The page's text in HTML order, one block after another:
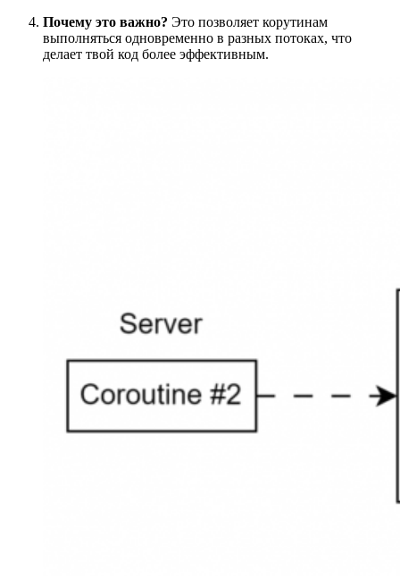
Почему это важно? Это позволяет корутинам
выполняться одновременно в разных потоках, что
делает твой код более эффективным.